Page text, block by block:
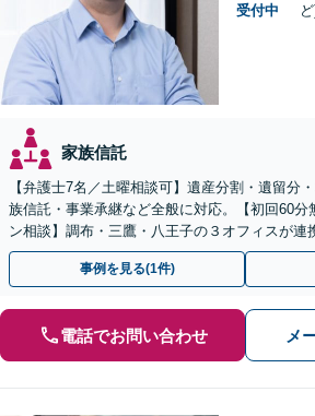
受付中
家族信託
【弁護士7名／土曜相談可】遺産分割・遺留分
族信託・事業承継など全般に対応。【初回60
ン相談】調布・三鷹・八王子の３オフィスが
談など有料相談になるものもございます。
事例を見る(1件)
電話でお問い合わせ メ